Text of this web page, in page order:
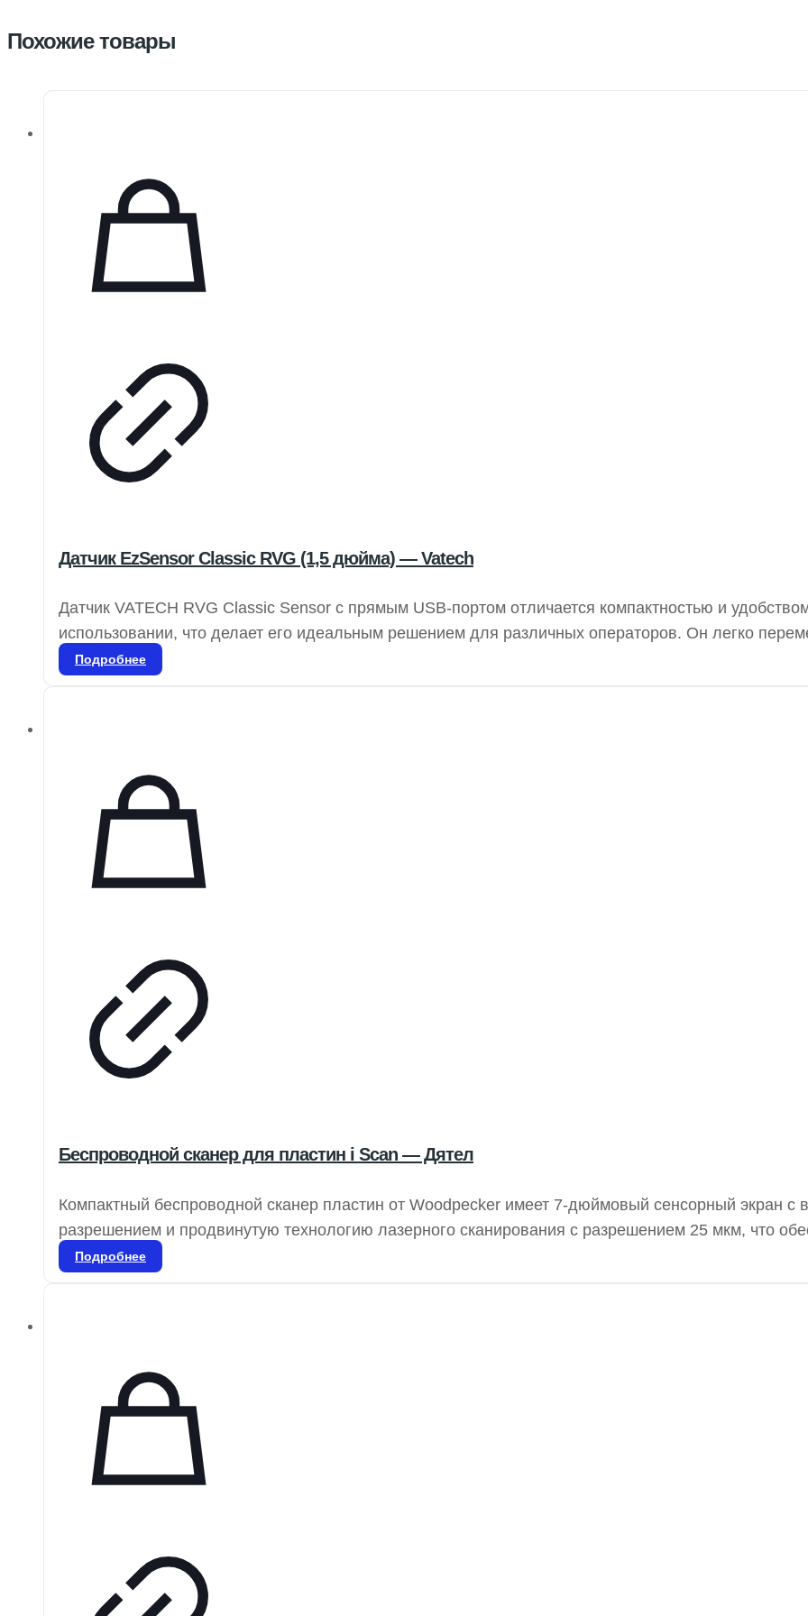
Похожие товары
Датчик EzSensor Classic RVG (1,5 дюйма) — Vatech
Датчик VATECH RVG Classic Sensor с прямым USB-портом отличается компактностью и
использовании, что делает его идеальным решением для различных операторов. Он легко
одной комнаты в другую, не прерывая рабочий процесс. Подходит для вертикальных и
Подробнее
Беспроводной сканер для пластин i Scan — Дятел
Компактный беспроводной сканер пластин от Woodpecker имеет 7-дюймовый сенсорный экран с
разрешением и продвинутую технологию лазерного сканирования с разрешением 25 мкм, что
четкость и плавность изображений для точной диагностики. Ультратонкие пластины толщиной 0,4
Подробнее